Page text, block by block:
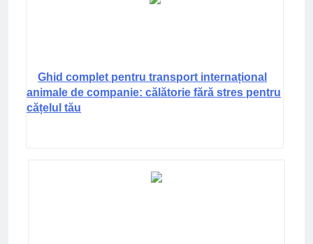
Ghid complet pentru transport internațional
animale de companie: călătorie fără stres pentru
cățelul tău